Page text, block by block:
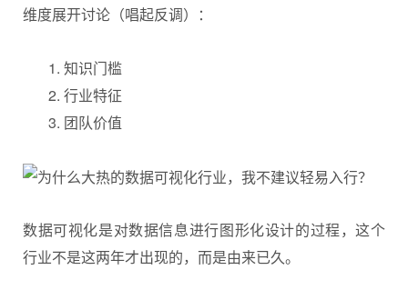
维度展开讨论（唱起反调）：
知识门槛
行业特征
团队价值
数据可视化是对数据信息进行图形化设计的过程，这个
行业不是这两年才出现的，而是由来已久。